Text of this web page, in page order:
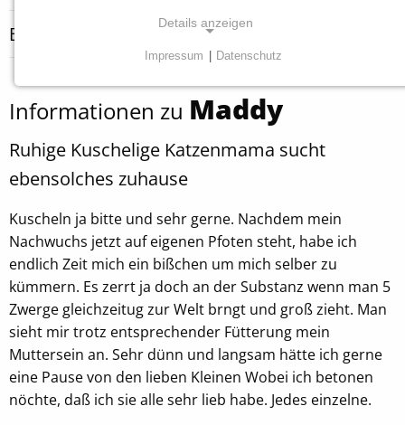
Besonderheiten
Informationen zu Maddy
Ruhige Kuschelige Katzenmama sucht
ebensolches zuhause
Kuscheln ja bitte und sehr gerne. Nachdem mein
Nachwuchs jetzt auf eigenen Pfoten steht, habe ich
endlich Zeit mich ein bißchen um mich selber zu
kümmern. Es zerrt ja doch an der Substanz wenn man 5
Zwerge gleichzeitug zur Welt brngt und groß zieht. Man
sieht mir trotz entsprechender Fütterung mein
Muttersein an. Sehr dünn und langsam hätte ich gerne
eine Pause von den lieben Kleinen Wobei ich betonen
nöchte, daß ich sie alle sehr lieb habe. Jedes einzelne.
Details anzeigen
Diese Cookies sind für die ordnungsgemäße
Funktion unserer Website erforderlich.
cookie_consent
Anbieter:
Tierheim Tecklenburger Land e.V.
Zweck:
Speichern von Cookie-Einstellungen
1 Jahr
Impressum Datenschutz